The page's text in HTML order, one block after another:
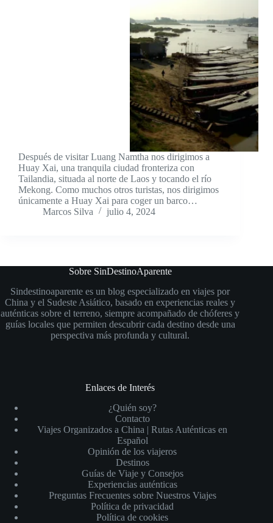
Después de visitar Luang Namtha nos dirigimos a
Huay Xai, una tranquila ciudad fronteriza con
Tailandia, situada al norte de Laos y tocando el río
Mekong. Como muchos otros turistas, nos dirigimos
únicamente a Huay Xai para coger un barco…
Marcos Silva
julio 4, 2024
Sobre SinDestinoAparente
Sindestinoaparente es un blog especializado en viajes por
China y el Sudeste Asiático, basado en experiencias reales y
auténticas sobre el terreno, siempre acompañado de chóferes y
guías locales que permiten descubrir cada destino desde una
perspectiva más profunda y cultural.
Enlaces de Interés
¿Quién soy?
Contacto
Viajes Organizados a China | Rutas Auténticas en
Español
Opinión de los viajeros
Destinos
Guías de Viaje y Consejos
Experiencias auténticas
Preguntas Frecuentes sobre Nuestros Viajes
Política de privacidad
Política de cookies